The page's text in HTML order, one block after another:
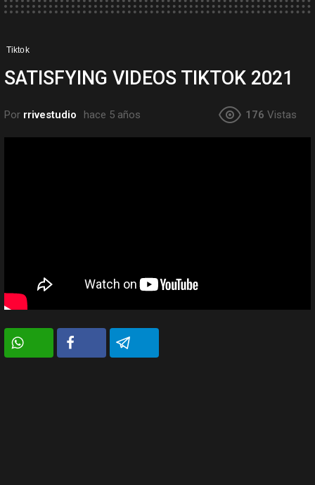
Tiktok
SATISFYING VIDEOS TIKTOK 2021
Por rrivestudio hace 5 años 176 Vistas